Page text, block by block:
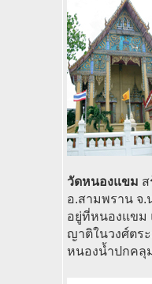
วัดหนองแขม ส
อ.สามพราน จ
อยู่ที่หนองแขม
ญาติในวงศ์ตร
หนองน้ำปกคลุ